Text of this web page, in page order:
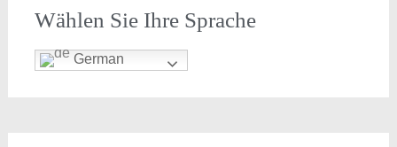
Wählen Sie Ihre Sprache
German